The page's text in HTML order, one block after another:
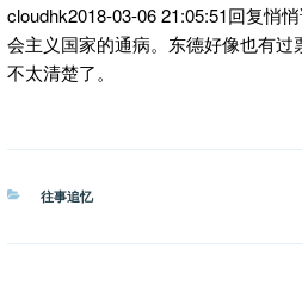
cloudhk2018-03-06 21:05:51回复悄
会主义国家的通病。东德好像也有
不太清楚了。
分
往事追忆